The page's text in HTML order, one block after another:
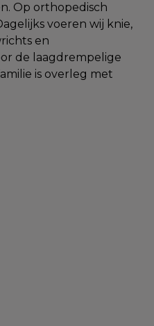
Op orthopedisch
voeren wij knie,
en
de laagdrempelige
is overleg met